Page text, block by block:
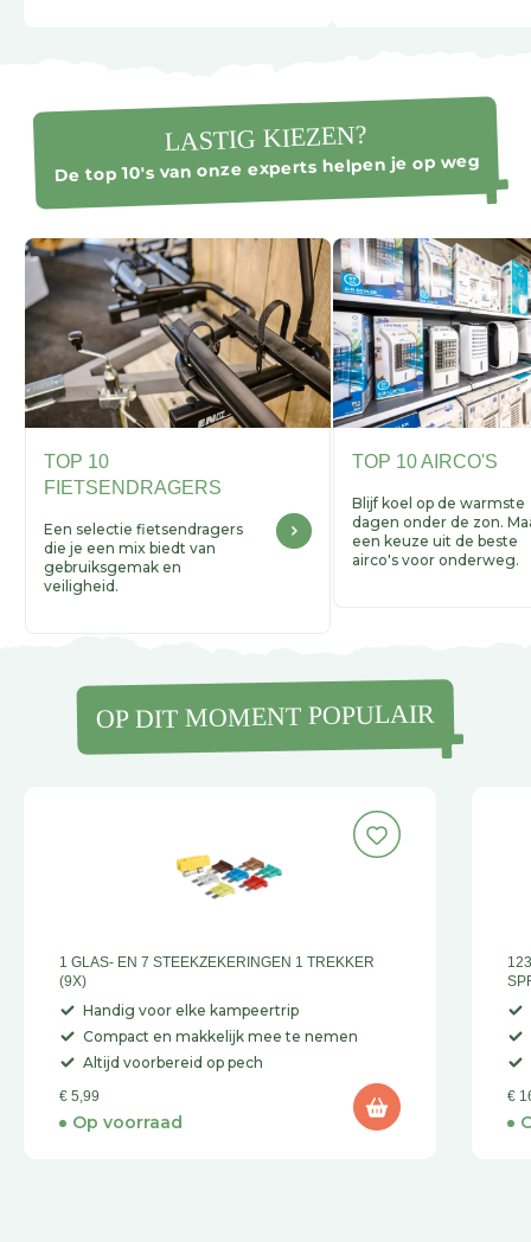
LASTIG KIEZEN?
De top 10's van onze experts helpen je op weg
TOP 10
FIETSENDRAGERS
Een selectie fietsendragers
die je een mix biedt van
gebruiksgemak en
veiligheid.
TOP 10 AIRCO'S
Blijf koel op de warmste
dagen onder de zon.
een keuze uit de beste
airco's voor onderweg.
OP DIT MOMENT POPULAIR
1 GLAS- EN 7 STEEKZEKERINGEN 1 TREKKER
(9X)
Handig voor elke kampeertrip
Compact en makkelijk mee te nemen
Altijd voorbereid op pech
€ 5,99
Op voorraad
€